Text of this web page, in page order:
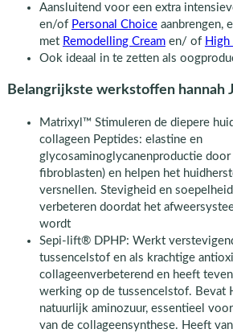
Aansluitend voor een extra
en/of Personal Choiceaanbrengen,
met Remodelling Creamen/ of High
Ook ideaal in te zetten als
Belangrijkste werkstoffen hannah
Matrixyl™ Stimuleren de diepere
collageen Peptides: elastine en
glycosaminoglycanenproductie
fibroblasten) en helpen het
versnellen. Stevigheid en
verbeteren doordat het
wordt
Sepi-lift® DPHP: Werkt
tussencelstof en als krachtige
collageenverbeterend en heeft
werking op de tussencelstof. Bevat
natuurlijk aminozuur, essentieel
van de collageensynthese. Heeft